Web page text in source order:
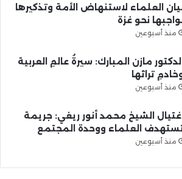
العلماء لاستنهاض الأمة وتذكيرها
نحو غزة
منذ أسبوعين
الدكتور مازن المبارك: سيرةُ عالمِ العربية
تراثها
منذ أسبوعين
اغتيال الشيخ محمد أنور ريغي: جريمة
العلماء ووحدة المجتمع
منذ أسبوعين